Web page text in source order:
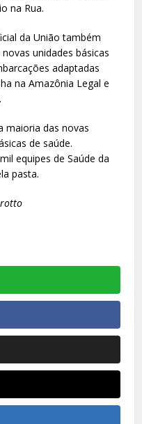
na Rua.
da União também
unidades básicas
adaptadas
na Amazônia Legal e
maioria das novas
de saúde.
equipes de Saúde da
pasta.